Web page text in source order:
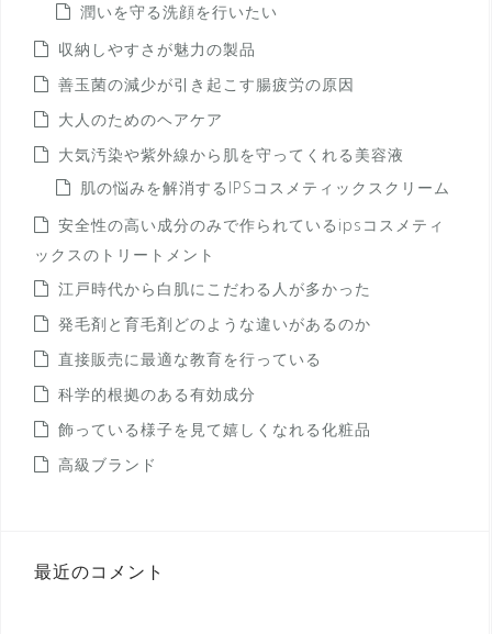
潤いを守る洗顔を行いたい
収納しやすさが魅力の製品
善玉菌の減少が引き起こす腸疲労の原因
大人のためのヘアケア
大気汚染や紫外線から肌を守ってくれる美容液
肌の悩みを解消するIPSコスメティックスクリーム
安全性の高い成分のみで作られているipsコスメティ
ックスのトリートメント
江戸時代から白肌にこだわる人が多かった
発毛剤と育毛剤どのような違いがあるのか
直接販売に最適な教育を行っている
科学的根拠のある有効成分
飾っている様子を見て嬉しくなれる化粧品
高級ブランド
最近のコメント